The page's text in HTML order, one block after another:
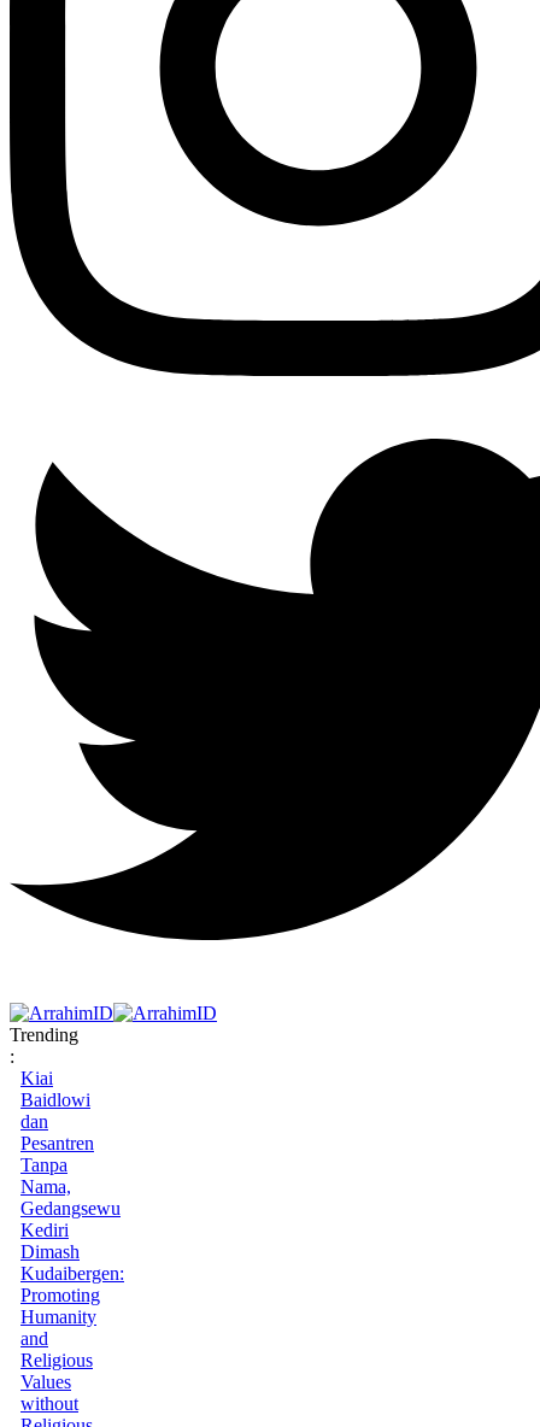
Trending
:
Kiai
Baidlowi
dan
Pesantren
Tanpa
Nama,
Gedangsewu
Kediri
Dimash
Kudaibergen:
Promoting
Humanity
and
Religious
Values
without